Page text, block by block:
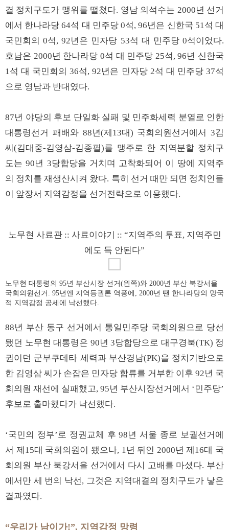
결 정치구도가 맹위를 떨쳤다. 영남 의석수는 2000년 선거
에서 한나라당 64석 대 민주당 0석, 96년은 신한국 51석 대
국민회의 0석, 92년은 민자당 53석 대 민주당 0석이었다.
호남은 2000년 한나라당 0석 대 민주당 25석, 96년 신한국
1석 대 국민회의 36석, 92년은 민자당 2석 대 민주당 37석
으로 영남과 반대였다.
87년 야당의 후보 단일화 실패 및 민주화세력 분열로 인한
대통령선거 패배와 88년(제13대) 국회의원선거에서 3김
씨(김대중-김영삼-김종필)를 맹주로 한 지역분할 정치구
도는 90년 3당합당을 거치며 고착화되어 이 땅에 지역주
의 정치를 재생산시켜 왔다. 특히 선거 때만 되면 정치인들
이 앞장서 지역감정을 선거전략으로 이용했다.
노무현 사료관 :: 사료이야기 :: “지역주의 투표, 지역주민
에도 득 안된다”
노무현 대통령의 95년 부산시장 선거(왼쪽)와 2000년 부산 북강서을
국회의원선거. 95년엔 지역등권론 역풍에, 2000년 땐 한나라당의 망국
적 지역감정 공세에 낙선했다.
88년 부산 동구 선거에서 통일민주당 국회의원으로 당선
됐던 노무현 대통령은 90년 3당합당으로 대구경북(TK) 정
권이던 군부쿠데타 세력과 부산경남(PK)을 정치기반으로
한 김영삼 씨가 손잡은 민자당 합류를 거부한 이후 92년 국
회의원 재선에 실패했고, 95년 부산시장선거에서 ‘민주당’
후보로 출마했다가 낙선했다.
‘국민의 정부’로 정권교체 후 98년 서울 종로 보궐선거에
서 제15대 국회의원이 됐으나, 1년 뒤인 2000년 제16대 국
회의원 부산 북강서을 선거에서 다시 고배를 마셨다. 부산
에서만 세 번의 낙선, 그것은 지역대결의 정치구도가 낳은
결과였다.
“우리가 남이가!”, 지역감정 망령